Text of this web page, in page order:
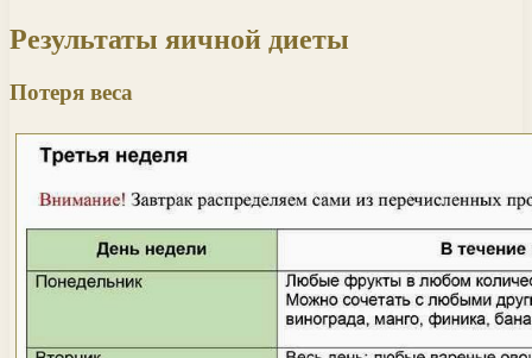
Результаты яичной диеты
Потеря веса